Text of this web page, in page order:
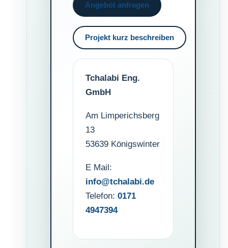
Angebot anfragen
Projekt kurz beschreiben
Tchalabi Eng.
GmbH
Am Limperichsberg
13
53639 Königswinter
E Mail:
info@tchalabi.de
Telefon: 0171
4947394